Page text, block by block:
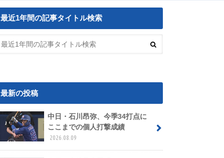
最近1年間の記事タイトル検索
最新の投稿
中日・石川昂弥、今季34打点に
ここまでの個人打撃成績
2026.08.09